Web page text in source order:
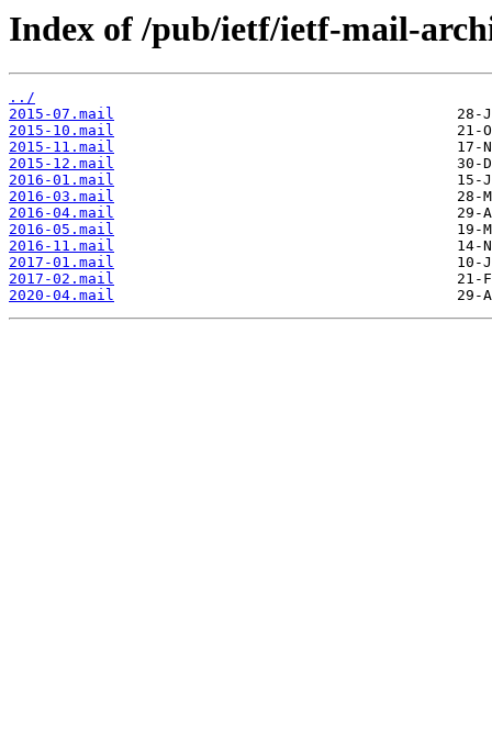
Index of /pub/ietf/ietf-mail-
../
2015-07.mail
2015-10.mail
2015-11.mail
2015-12.mail
2016-01.mail
2016-03.mail
2016-04.mail
2016-05.mail
2016-11.mail
2017-01.mail
2017-02.mail
2020-04.mail